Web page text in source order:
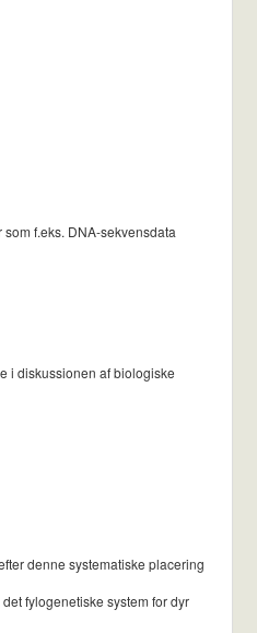
f.eks. DNA-sekvensdata
i diskussionen af biologiske
denne systematiske placering
fylogenetiske system for dyr